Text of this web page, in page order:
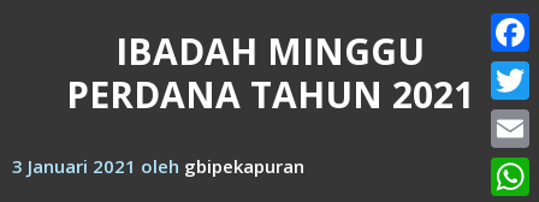
IBADAH MINGGU
PERDANA TAHUN 2021
3 Januari 2021 oleh gbipekapuran
Email